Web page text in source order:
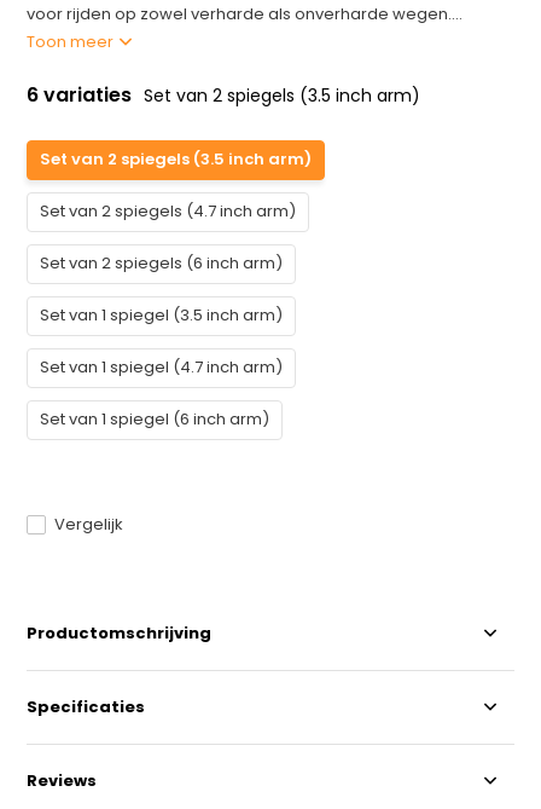
voor rijden op zowel verharde als onverharde wegen....
Toon meer
6 variaties Set van 2 spiegels (3.5 inch arm)
Set van 2 spiegels (3.5 inch arm)
Set van 2 spiegels (4.7 inch arm)
Set van 2 spiegels (6 inch arm)
Set van 1 spiegel (3.5 inch arm)
Set van 1 spiegel (4.7 inch arm)
Set van 1 spiegel (6 inch arm)
Vergelijk
Productomschrijving
Specificaties
Reviews